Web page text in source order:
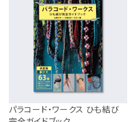
パラコード・ワークス ひも結び